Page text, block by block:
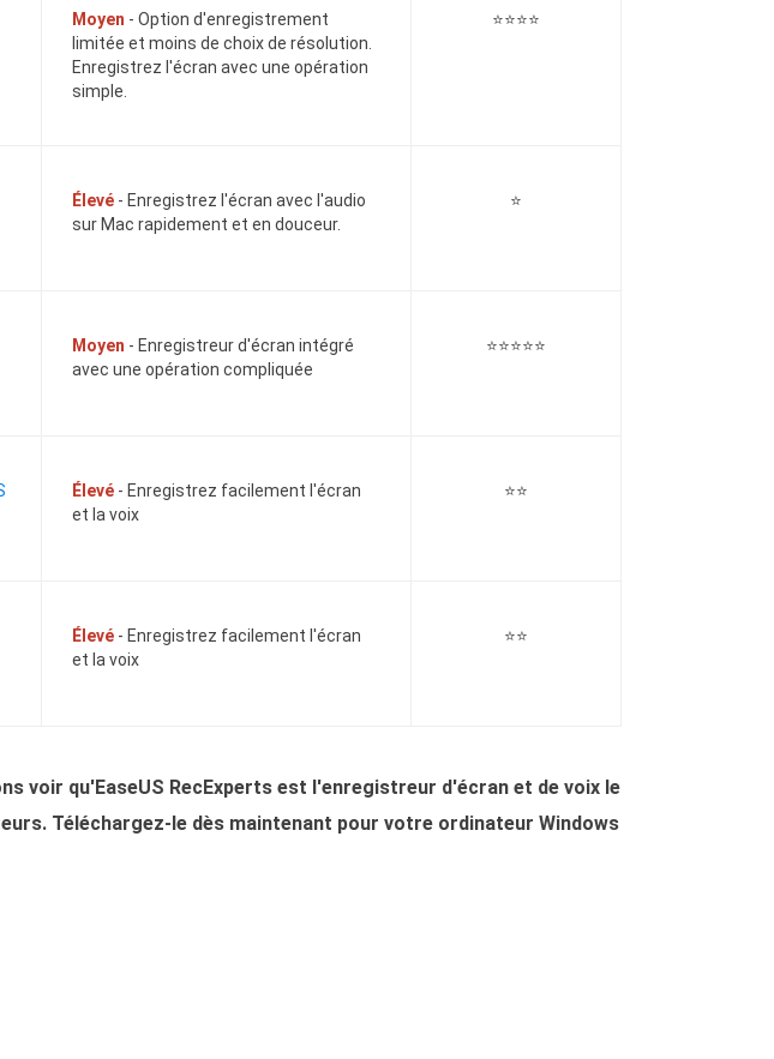
Moyen - Option d'enregistrement
limitée et moins de choix de résolution.
Enregistrez l'écran avec une opération
simple.
⭐⭐⭐⭐
Élevé - Enregistrez l'écran avec l'audio
sur Mac rapidement et en douceur.
⭐
Moyen - Enregistreur d'écran intégré
avec une opération compliquée
⭐⭐⭐⭐⭐
Élevé - Enregistrez facilement l'écran
et la voix
⭐⭐
Élevé - Enregistrez facilement l'écran
et la voix
⭐⭐
voir qu'EaseUS RecExperts est l'enregistreur d'écran et de voix le
Téléchargez-le dès maintenant pour votre ordinateur Windows